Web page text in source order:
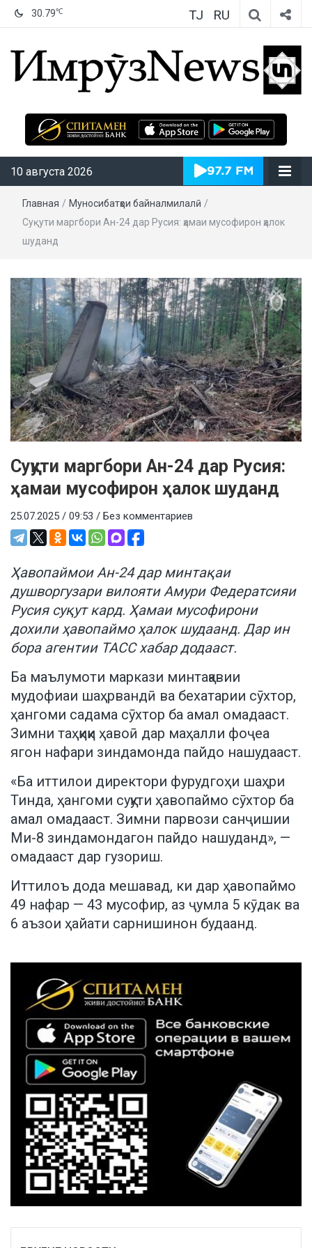
30.79℃ TJ RU
ИмрӯзNews
10 августа 2026
Главная / Муносибатҳои байналмилалӣ /
Суқути маргбори Ан-24 дар Русия: ҳамаи мусофирон ҳалок
шуданд
Суқути маргбори Ан-24 дар Русия:
ҳамаи мусофирон ҳалок шуданд
25.07.2025 / 09:53 / Без комментариев
Ҳавопаймои Ан-24 дар минтақаи
душворгузари вилояти Амури Федератсияи
Русия суқут кард. Ҳамаи мусофирони
дохили ҳавопаймо ҳалок шудаанд. Дар ин
бора агентии ТАСС хабар додааст.
Ба маълумоти маркази минтақавии
мудофиаи шаҳрвандӣ ва бехатарии сӯхтор,
ҳангоми садама сӯхтор ба амал омадааст.
Зимни таҳқиқи ҳавоӣ дар маҳалли фоҷеа
ягон нафари зиндамонда пайдо нашудааст.
«Ба иттилои директори фурудгоҳи шаҳри
Тинда, ҳангоми суқути ҳавопаймо сӯхтор ба
амал омадааст. Зимни парвози санҷишии
Ми-8 зиндамондагон пайдо нашуданд», —
омадааст дар гузориш.
Иттилоъ дода мешавад, ки дар ҳавопаймо
49 нафар — 43 мусофир, аз ҷумла 5 кӯдак ва
6 аъзои ҳайати сарнишинон будаанд.